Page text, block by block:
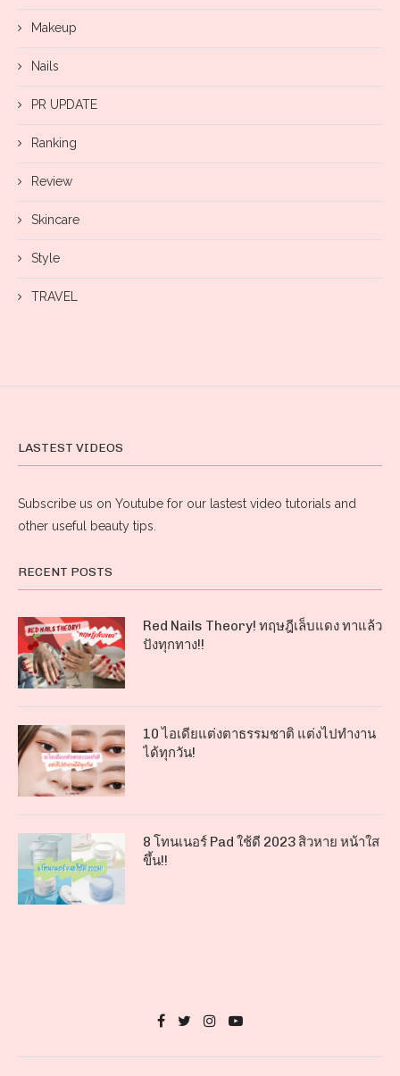
Makeup
Nails
PR UPDATE
Ranking
Review
Skincare
Style
TRAVEL
LASTEST VIDEOS
Subscribe us on Youtube for our lastest video tutorials and
other useful beauty tips.
RECENT POSTS
Red Nails Theory! ทฤษฎีเล็บแดง ทาแล้ว
ปังทุกทาง!!
10 ไอเดียแต่งตาธรรมชาติ แต่งไปทำงาน
ได้ทุกวัน!
8 โทนเนอร์ Pad ใช้ดี 2023 สิวหาย หน้าใส
ขึ้น!!